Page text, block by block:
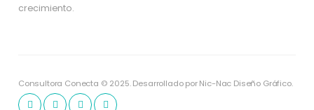
crecimiento.
Consultora Conecta © 2025. Desarrollado por Nic-Nac Diseño Gráfico.